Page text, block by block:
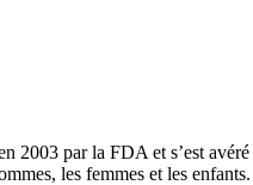
par la FDA et s’est
les femmes et les